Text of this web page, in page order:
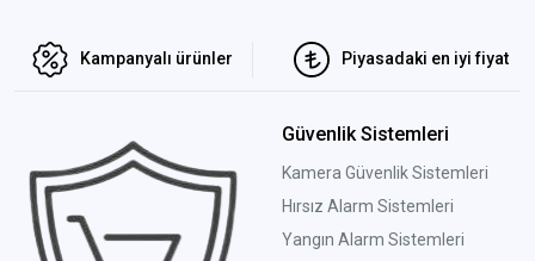
Kampanyalı ürünler Piyasadaki en iyi fiyat
Güvenlik Sistemleri
Kamera Güvenlik Sistemleri
Hırsız Alarm Sistemleri
Yangın Alarm Sistemleri